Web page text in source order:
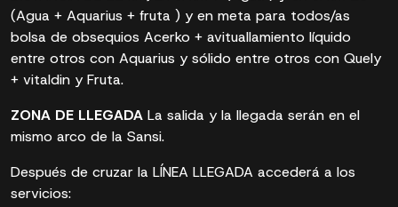
(Agua + Aquarius + fruta ) y en meta para todos/as
bolsa de obsequios Acerko + avituallamiento líquido
entre otros con Aquarius y sólido entre otros con Quely
+ vitaldin y Fruta.
ZONA DE LLEGADA La salida y la llegada serán en el
mismo arco de la Sansi.
Después de cruzar la LÍNEA LLEGADA accederá a los
servicios: